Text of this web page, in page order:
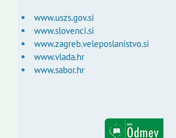
www.uszs.gov.si
www.slovenci.si
www.zagreb.veleposlanistvo.si
www.vlada.hr
www.sabor.hr